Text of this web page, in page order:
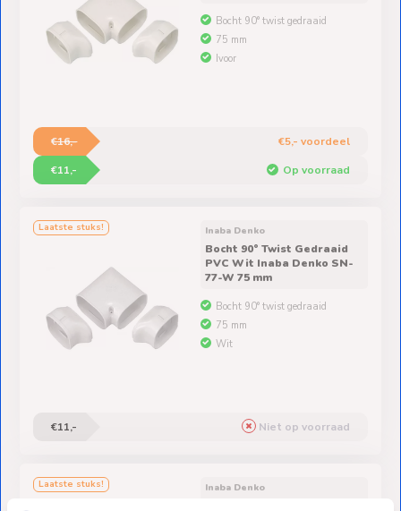
Bocht 90° twist gedraaid
75 mm
Ivoor
€16,-
€5,- voordeel
€11,-
Op voorraad
Laatste stuks! Inaba Denko
Bocht 90° Twist Gedraaid
PVC Wit Inaba Denko SN-
77-W 75 mm
Bocht 90° twist gedraaid
75 mm
Wit
€11,- Niet op voorraad
Laatste stuks! Inaba Denko